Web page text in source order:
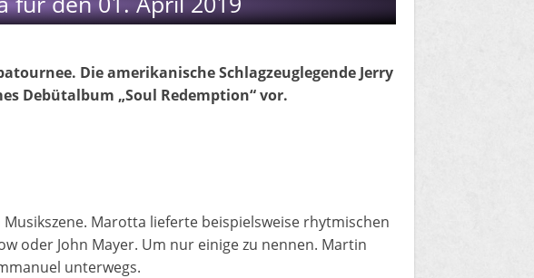
Die amerikanische Schlagzeuglegende Jerry
Debütalbum „Soul Redemption“ vor.
Marotta lieferte beispielsweise rhytmischen
oder John Mayer. Um nur einige zu nennen. Martin
unterwegs.